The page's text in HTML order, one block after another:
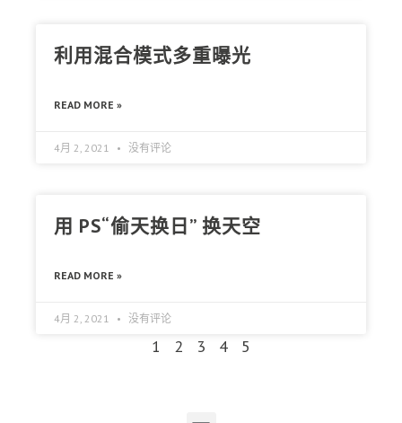
利用混合模式多重曝光
READ MORE »
4月 2, 2021 没有评论
用 PS“偷天换日” 换天空
READ MORE »
4月 2, 2021 没有评论
1 2 3 4 5